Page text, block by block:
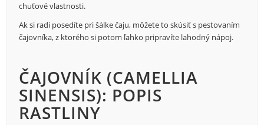
chuťové vlastnosti.
Ak si radi posedíte pri šálke čaju, môžete to skúsiť s pestovaním
čajovníka, z ktorého si potom ľahko pripravíte lahodný nápoj.
ČAJOVNÍK (CAMELLIA
SINENSIS): POPIS
RASTLINY